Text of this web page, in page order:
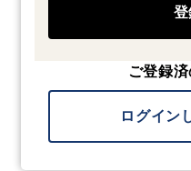
ご登録
ログイン